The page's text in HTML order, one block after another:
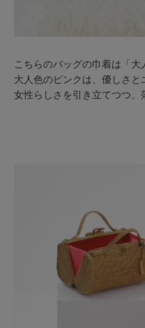
こちらのバッグの巾着は「大
大人色のピンクは、優しさと
女性らしさを引き立てつつ、